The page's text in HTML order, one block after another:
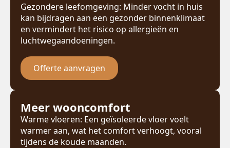
Gezondere leefomgeving: Minder vocht in huis
kan bijdragen aan een gezonder binnenklimaat
en vermindert het risico op allergieën en
luchtwegaandoeningen.
Offerte aanvragen
Meer wooncomfort
Warme vloeren: Een geïsoleerde vloer voelt
warmer aan, wat het comfort verhoogt, vooral
tijdens de koude maanden.